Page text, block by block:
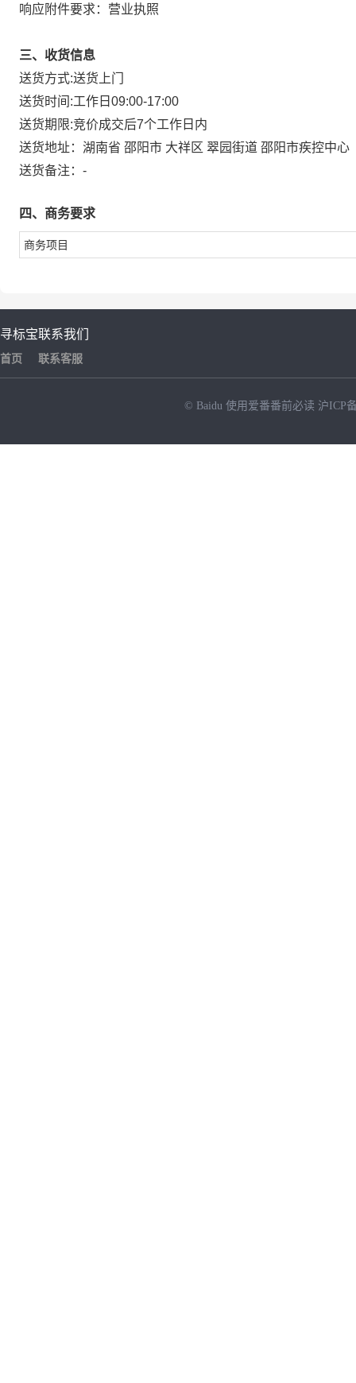
响应附件要求：营业执照
三、收货信息
送货方式:送货上门
送货时间:工作日09:00-17:00
送货期限:竞价成交后7个工作日内
送货地址： 湖南省 邵阳市 大祥区 翠园街道 邵阳市疾控中心
送货备注： -
四、商务要求
商务项目
寻标宝
首页
联系我们
联系客服
© Baidu 使用爱番番前必读 沪ICP